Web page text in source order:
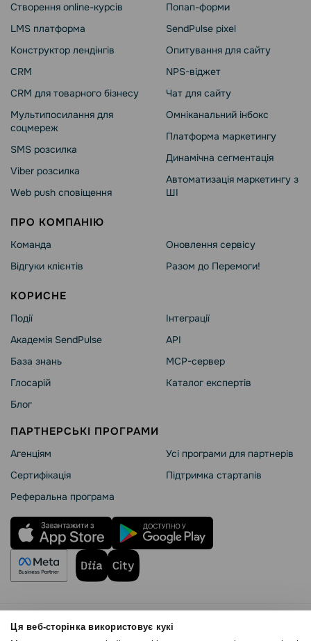
Ця веб-сторінка використовує кукі
Створення online-курсів
LMS платформа
Конструктор лендінгів
CRM
CRM для товарного бізнесу
Мультипосилання для
соцмереж
SMS розсилка
Viber розсилка
Web push сповіщення
Попап-форми
SendPulse pixel
Опитування для сайту
NPS-віджет
Чат для сайту
Омніканальний інбокс
Платформа маркетингу
Динамічна сегментація
Автоматизація маркетингу з
ШІ
ПРО КОМПАНІЮ
Команда
Відгуки клієнтів
Оновлення сервісу
Разом до Перемоги!
КОРИСНЕ
Події
Академія SendPulse
База знань
Глосарій
Блог
Інтеграції
API
MCP-сервер
Каталог експертів
ПАРТНЕРСЬКІ ПРОГРАМИ
Агенціям
Сертифікація
Реферальна програма
Усі програми для партнерів
Підтримка стартапів
Правила користування